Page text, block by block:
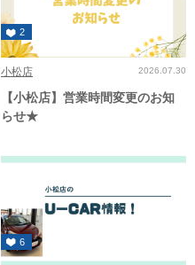
2
小松店 2026.07.30
【小松店】営業時間変更のお知
らせ★
6